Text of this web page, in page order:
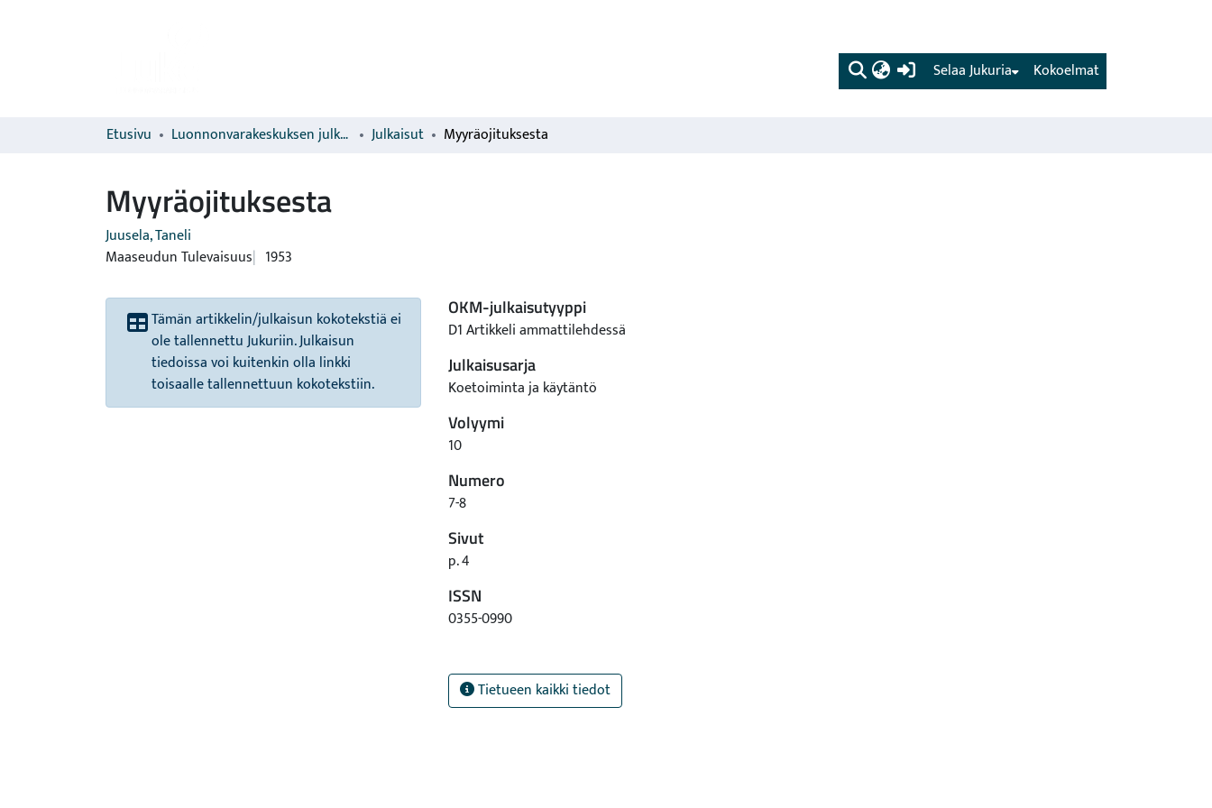
(current) Kokoelmat
Selaa Jukuria
Etusivu Luonnonvarakeskuksen julkaisut Julkaisut Myyräojituksesta
Myyräojituksesta
Juusela, Taneli
Maaseudun Tulevaisuus 1953
Tämän artikkelin/julkaisun kokotekstiä ei
ole tallennettu Jukuriin. Julkaisun
tiedoissa voi kuitenkin olla linkki
toisaalle tallennettuun kokotekstiin.
OKM-julkaisutyyppi
D1 Artikkeli ammattilehdessä
Julkaisusarja
Koetoiminta ja käytäntö
Volyymi
10
Numero
7-8
Sivut
p. 4
ISSN
0355-0990
Tietueen kaikki tiedot